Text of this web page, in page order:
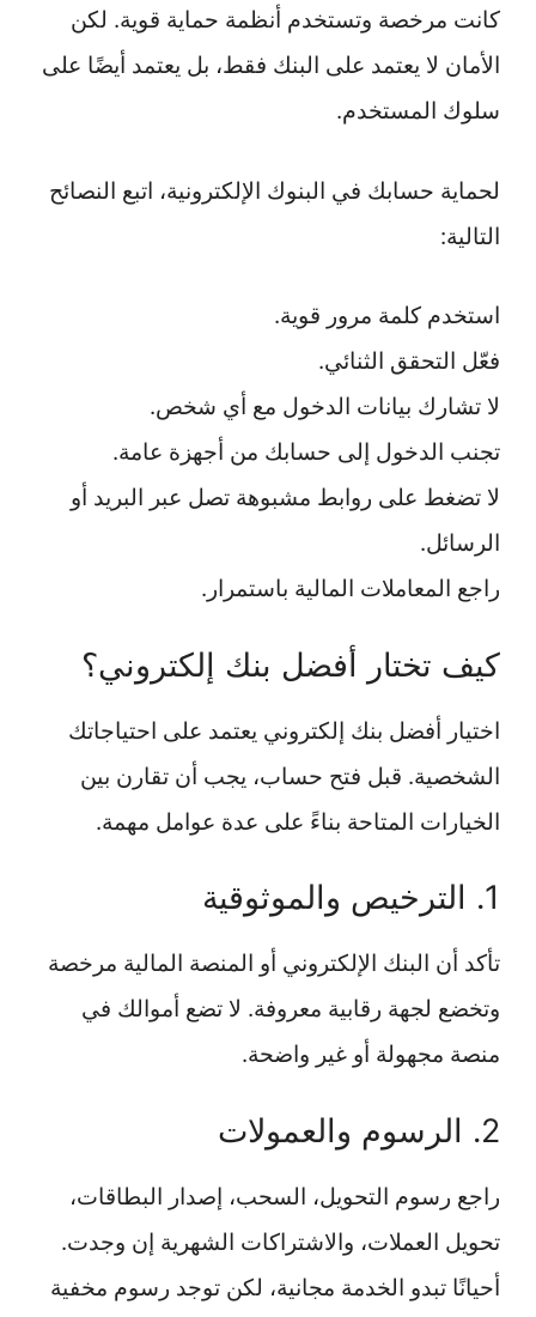
كانت مرخصة وتستخدم أنظمة حماية قوية. لكن
الأمان لا يعتمد على البنك فقط، بل يعتمد أيضًا على
سلوك المستخدم.
لحماية حسابك في البنوك الإلكترونية، اتبع النصائح
التالية:
استخدم كلمة مرور قوية.
فعّل التحقق الثنائي.
لا تشارك بيانات الدخول مع أي شخص.
تجنب الدخول إلى حسابك من أجهزة عامة.
لا تضغط على روابط مشبوهة تصل عبر البريد أو
الرسائل.
راجع المعاملات المالية باستمرار.
كيف تختار أفضل بنك إلكتروني؟
اختيار أفضل بنك إلكتروني يعتمد على احتياجاتك
الشخصية. قبل فتح حساب، يجب أن تقارن بين
الخيارات المتاحة بناءً على عدة عوامل مهمة.
1. الترخيص والموثوقية
تأكد أن البنك الإلكتروني أو المنصة المالية مرخصة
وتخضع لجهة رقابية معروفة. لا تضع أموالك في
منصة مجهولة أو غير واضحة.
2. الرسوم والعمولات
راجع رسوم التحويل، السحب، إصدار البطاقات،
تحويل العملات، والاشتراكات الشهرية إن وجدت.
أحيانًا تبدو الخدمة مجانية، لكن توجد رسوم مخفية